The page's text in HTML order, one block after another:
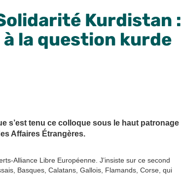
Kurdistan :
la question kurde
s’est tenu ce colloque sous le haut patronage
Affaires Étrangères.
Alliance Libre Européenne. J’insiste sur ce second
Basques, Calatans, Gallois, Flamands, Corse, qui